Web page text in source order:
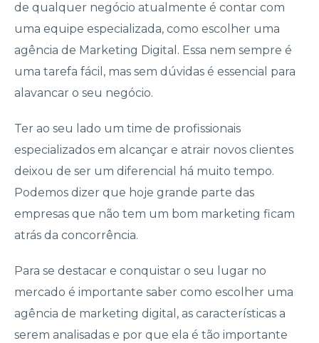
de qualquer negócio atualmente é contar com
uma equipe especializada, como escolher uma
agência de Marketing Digital. Essa nem sempre é
uma tarefa fácil, mas sem dúvidas é essencial para
alavancar o seu negócio.
Ter ao seu lado um time de profissionais
especializados em alcançar e atrair novos clientes
deixou de ser um diferencial há muito tempo.
Podemos dizer que hoje grande parte das
empresas que não tem um bom marketing ficam
atrás da concorrência.
Para se destacar e conquistar o seu lugar no
mercado é importante saber como escolher uma
agência de marketing digital, as características a
serem analisadas e por que ela é tão importante